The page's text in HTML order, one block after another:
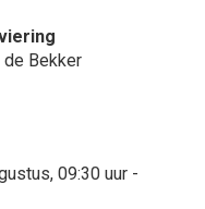
de Bekker
09:30 uur -